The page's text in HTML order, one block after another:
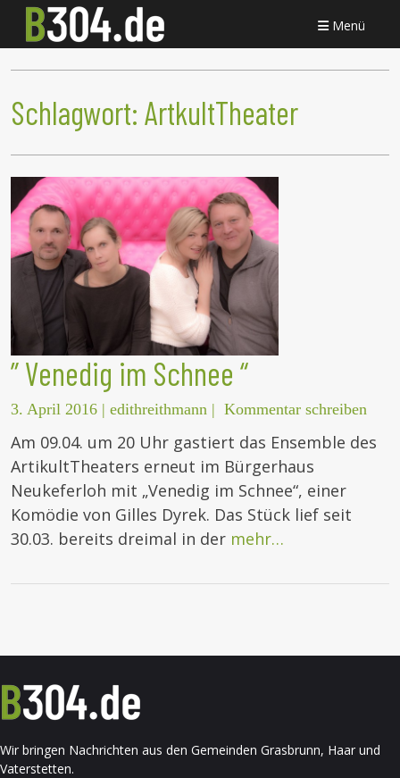
Menü
Schlagwort: ArtkultTheater
” Venedig im Schnee “
3. April 2016 | edithreithmann | Kommentar schreiben
Am 09.04. um 20 Uhr gastiert das Ensemble des
ArtikultTheaters erneut im Bürgerhaus
Neukeferloh mit „Venedig im Schnee“, einer
Komödie von Gilles Dyrek. Das Stück lief seit
30.03. bereits dreimal in der mehr…
Wir bringen Nachrichten aus den Gemeinden Grasbrunn, Haar und
Vaterstetten.